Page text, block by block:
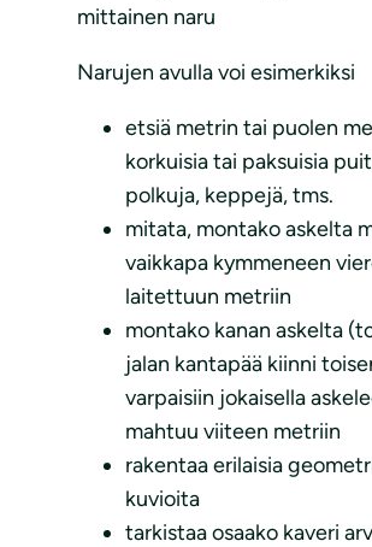
mittainen naru
Narujen avulla voi esimerkiksi
etsiä metrin tai puolen
korkuisia tai paksuisia
polkuja, keppejä, tms.
mitata, montako askelta
vaikkapa kymmeneen
laitettuun metriin
montako kanan askelta
jalan kantapää kiinni
varpaisiin jokaisella
mahtuu viiteen metriin
rakentaa erilaisia
kuvioita
tarkistaa osaako kaveri